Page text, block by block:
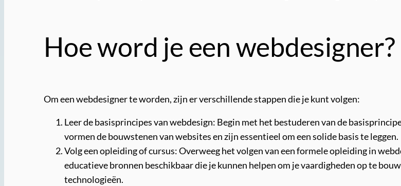
Hoe word je een webdesigner?
Om een webdesigner te worden, zijn er verschillende stappen die je kunt volgen:
Leer de basisprincipes van webdesign: Begin met het bestuderen van de
vormen de bouwstenen van websites en zijn essentieel om een solide basis te leggen.
Volg een opleiding of cursus: Overweeg het volgen van een formele opleiding in
educatieve bronnen beschikbaar die je kunnen helpen om je vaardigheden op te
technologieën.